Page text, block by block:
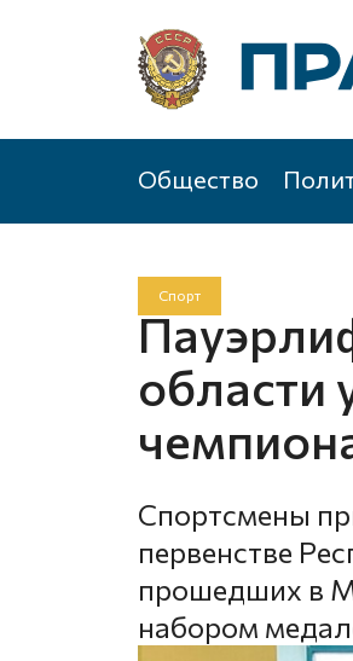
Общество
Спорт
области
Спортсмены
первенстве
прошедших в
набором